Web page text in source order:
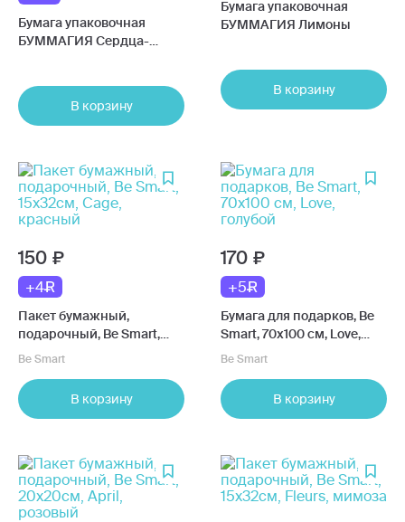
Бумага упаковочная
БУММАГИЯ Сердца-
В корзину
Бумага упаковочная
БУММАГИЯ Лимоны
В корзину
150
+4
Пакет бумажный,
подарочный, Be Smart,
15х32см, Cage, красный
Be Smart
В корзину
170
+5
Бумага для подарков, Be
Smart, 70х100 см, Love,
голубой
Be Smart
В корзину